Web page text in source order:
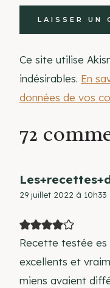
Ce site utilise
indésirables. En
données de vos
72
29 juillet 2022 à 10h33
Recette testée
excellents et
miens avaient